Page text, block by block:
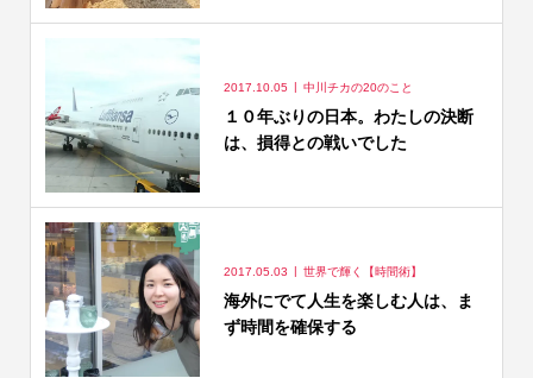
2017.10.05 中川チカの20のこと
１０年ぶりの日本。わたしの決断
は、損得との戦いでした
2017.05.03 世界で輝く【時間術】
海外にでて人生を楽しむ人は、ま
ず時間を確保する